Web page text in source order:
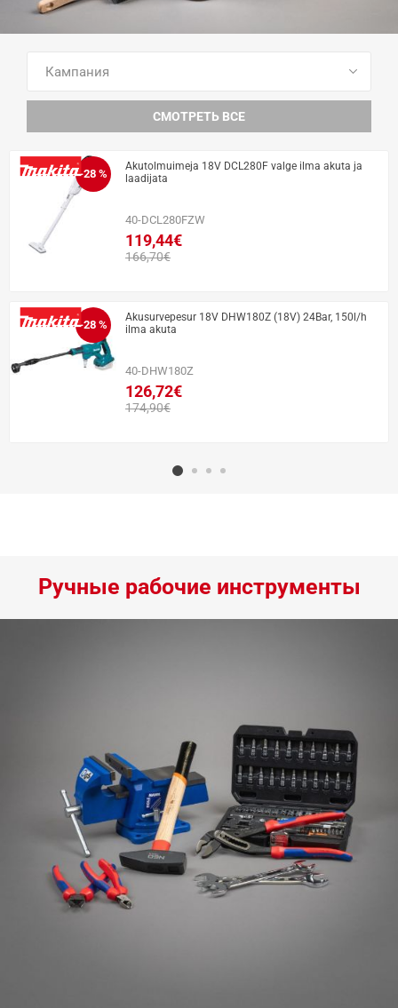
ПОСМОТРЕТЬ ВСЕ ТОВАРЫ
СМОТРЕТЬ ВСЕ
-28 %
Akutolmuimeja 18V DCL280F valge ilma akuta ja
laadijata
40-DCL280FZW
119,44€
166,70€
-28 %
Akusurvepesur 18V DHW180Z (18V) 24Bar, 150l/h
ilma akuta
40-DHW180Z
126,72€
174,90€
Ручные рабочие инструменты